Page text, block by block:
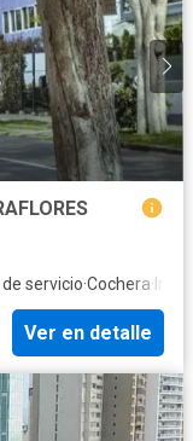
servicio·Cochera·
Ver en detalle